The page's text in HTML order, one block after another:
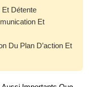
Et Détente
Et
Du Plan D’action Et